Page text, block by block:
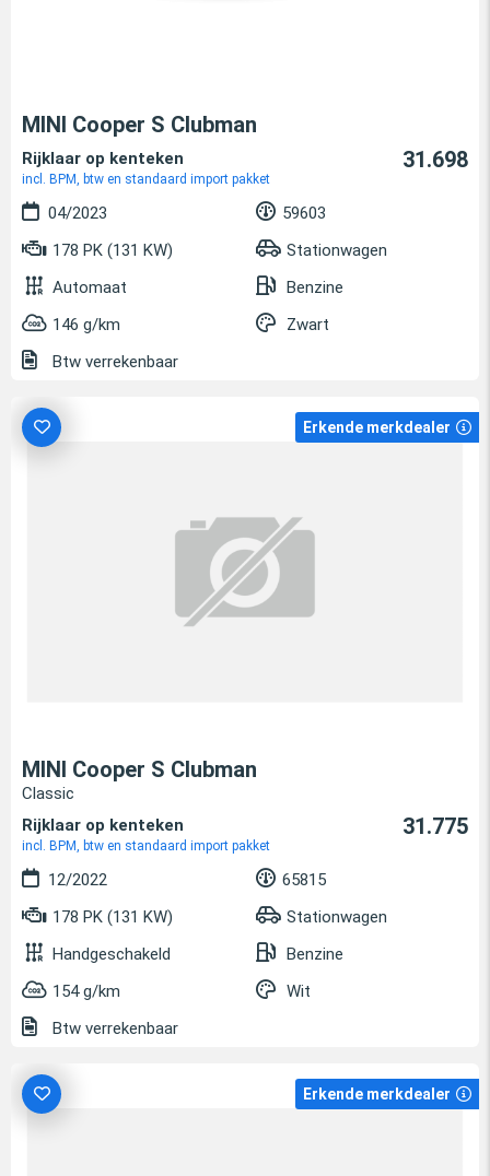
MINI Cooper S Clubman
Rijklaar op kenteken
incl. BPM, btw en standaard import pakket
31.698
04/2023
59603
178 PK (131 KW)
Stationwagen
Automaat
Benzine
146 g/km
Zwart
Btw verrekenbaar
Erkende merkdealer
MINI Cooper S Clubman
Classic
Rijklaar op kenteken
incl. BPM, btw en standaard import pakket
31.775
12/2022
65815
178 PK (131 KW)
Stationwagen
Handgeschakeld
Benzine
154 g/km
Wit
Btw verrekenbaar
Erkende merkdealer